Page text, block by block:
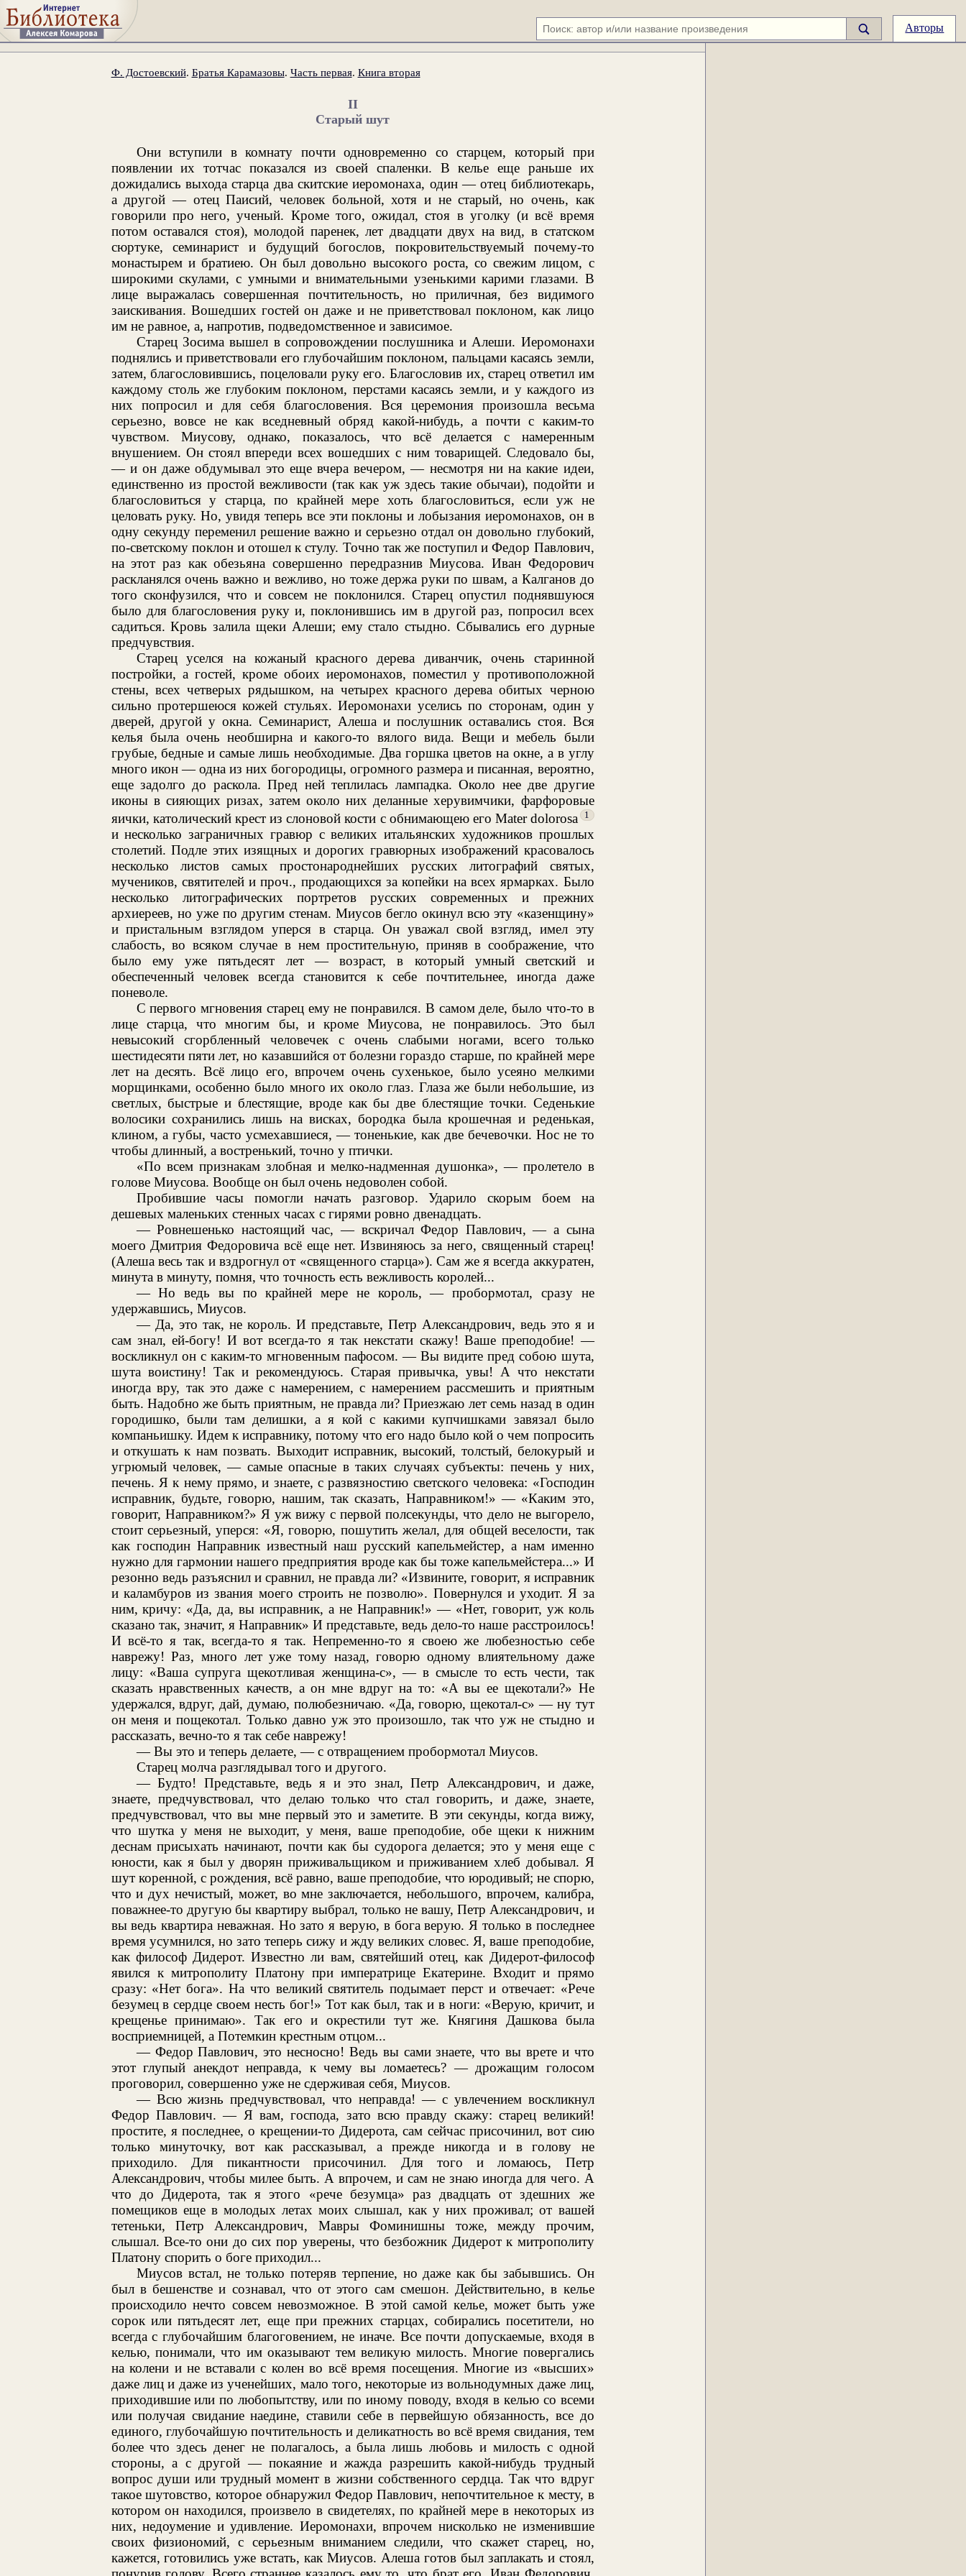
Авторы
Ф. Достоевский. Братья Карамазовы. Часть первая. Книга вторая
II
Старый шут
Они вступили в комнату почти одновременно со старцем, который при
появлении их тотчас показался из своей спаленки. В келье еще раньше их
дожидались выхода старца два скитские иеромонаха, один — отец библиотекарь,
а другой — отец Паисий, человек больной, хотя и не старый, но очень, как
говорили про него, ученый. Кроме того, ожидал, стоя в уголку (и всё время
потом оставался стоя), молодой паренек, лет двадцати двух на вид, в статском
сюртуке, семинарист и будущий богослов, покровительствуемый почему-то
монастырем и братиею. Он был довольно высокого роста, со свежим лицом, с
широкими скулами, с умными и внимательными узенькими карими глазами. В
лице выражалась совершенная почтительность, но приличная, без видимого
заискивания. Вошедших гостей он даже и не приветствовал поклоном, как лицо
им не равное, а, напротив, подведомственное и зависимое.
Старец Зосима вышел в сопровождении послушника и Алеши. Иеромонахи
поднялись и приветствовали его глубочайшим поклоном, пальцами касаясь земли,
затем, благословившись, поцеловали руку его. Благословив их, старец ответил им
каждому столь же глубоким поклоном, перстами касаясь земли, и у каждого из
них попросил и для себя благословения. Вся церемония произошла весьма
серьезно, вовсе не как вседневный обряд какой-нибудь, а почти с каким-то
чувством. Миусову, однако, показалось, что всё делается с намеренным
внушением. Он стоял впереди всех вошедших с ним товарищей. Следовало бы,
— и он даже обдумывал это еще вчера вечером, — несмотря ни на какие идеи,
единственно из простой вежливости (так как уж здесь такие обычаи), подойти и
благословиться у старца, по крайней мере хоть благословиться, если уж не
целовать руку. Но, увидя теперь все эти поклоны и лобызания иеромонахов, он в
одну секунду переменил решение важно и серьезно отдал он довольно глубокий,
по-светскому поклон и отошел к стулу. Точно так же поступил и Федор Павлович,
на этот раз как обезьяна совершенно передразнив Миусова. Иван Федорович
раскланялся очень важно и вежливо, но тоже держа руки по швам, а Калганов до
того сконфузился, что и совсем не поклонился. Старец опустил поднявшуюся
было для благословения руку и, поклонившись им в другой раз, попросил всех
садиться. Кровь залила щеки Алеши; ему стало стыдно. Сбывались его дурные
предчувствия.
Старец уселся на кожаный красного дерева диванчик, очень старинной
постройки, а гостей, кроме обоих иеромонахов, поместил у противоположной
стены, всех четверых рядышком, на четырех красного дерева обитых черною
сильно протершеюся кожей стульях. Иеромонахи уселись по сторонам, один у
дверей, другой у окна. Семинарист, Алеша и послушник оставались стоя. Вся
келья была очень необширна и какого-то вялого вида. Вещи и мебель были
грубые, бедные и самые лишь необходимые. Два горшка цветов на окне, а в углу
много икон — одна из них богородицы, огромного размера и писанная, вероятно,
еще задолго до раскола. Пред ней теплилась лампадка. Около нее две другие
иконы в сияющих ризах, затем около них деланные херувимчики, фарфоровые
яички, католический крест из слоновой кости с обнимающею его Mater dolorosa
1
и несколько заграничных гравюр с великих итальянских художников прошлых
столетий. Подле этих изящных и дорогих гравюрных изображений красовалось
несколько листов самых простонароднейших русских литографий святых,
мучеников, святителей и проч., продающихся за копейки на всех ярмарках. Было
несколько литографических портретов русских современных и прежних
архиереев, но уже по другим стенам. Миусов бегло окинул всю эту «казенщину»
и пристальным взглядом уперся в старца. Он уважал свой взгляд, имел эту
слабость, во всяком случае в нем простительную, приняв в соображение, что
было ему уже пятьдесят лет — возраст, в который умный светский и
обеспеченный человек всегда становится к себе почтительнее, иногда даже
поневоле.
С первого мгновения старец ему не понравился. В самом деле, было что-то в
лице старца, что многим бы, и кроме Миусова, не понравилось. Это был
невысокий сгорбленный человечек с очень слабыми ногами, всего только
шестидесяти пяти лет, но казавшийся от болезни гораздо старше, по крайней мере
лет на десять. Всё лицо его, впрочем очень сухенькое, было усеяно мелкими
морщинками, особенно было много их около глаз. Глаза же были небольшие, из
светлых, быстрые и блестящие, вроде как бы две блестящие точки. Седенькие
волосики сохранились лишь на висках, бородка была крошечная и реденькая,
клином, а губы, часто усмехавшиеся, — тоненькие, как две бечевочки. Нос не то
чтобы длинный, а востренький, точно у птички.
«По всем признакам злобная и мелко-надменная душонка», — пролетело в
голове Миусова. Вообще он был очень недоволен собой.
Пробившие часы помогли начать разговор. Ударило скорым боем на
дешевых маленьких стенных часах с гирями ровно двенадцать.
— Ровнешенько настоящий час, — вскричал Федор Павлович, — а сына
моего Дмитрия Федоровича всё еще нет. Извиняюсь за него, священный старец!
(Алеша весь так и вздрогнул от «священного старца»). Сам же я всегда аккуратен,
минута в минуту, помня, что точность есть вежливость королей...
— Но ведь вы по крайней мере не король, — пробормотал, сразу не
удержавшись, Миусов.
— Да, это так, не король. И представьте, Петр Александрович, ведь это я и
сам знал, ей-богу! И вот всегда-то я так некстати скажу! Ваше преподобие! —
воскликнул он с каким-то мгновенным пафосом. — Вы видите пред собою шута,
шута воистину! Так и рекомендуюсь. Старая привычка, увы! А что некстати
иногда вру, так это даже с намерением, с намерением рассмешить и приятным
быть. Надобно же быть приятным, не правда ли? Приезжаю лет семь назад в один
городишко, были там делишки, а я кой с какими купчишками завязал было
компаньишку. Идем к исправнику, потому что его надо было кой о чем попросить
и откушать к нам позвать. Выходит исправник, высокий, толстый, белокурый и
угрюмый человек, — самые опасные в таких случаях субъекты: печень у них,
печень. Я к нему прямо, и знаете, с развязностию светского человека: «Господин
исправник, будьте, говорю, нашим, так сказать, Направником!» — «Каким это,
говорит, Направником?» Я уж вижу с первой полсекунды, что дело не выгорело,
стоит серьезный, уперся: «Я, говорю, пошутить желал, для общей веселости, так
как господин Направник известный наш русский капельмейстер, а нам именно
нужно для гармонии нашего предприятия вроде как бы тоже капельмейстера...» И
резонно ведь разъяснил и сравнил, не правда ли? «Извините, говорит, я исправник
и каламбуров из звания моего строить не позволю». Повернулся и уходит. Я за
ним, кричу: «Да, да, вы исправник, а не Направник!» — «Нет, говорит, уж коль
сказано так, значит, я Направник» И представьте, ведь дело-то наше расстроилось!
И всё-то я так, всегда-то я так. Непременно-то я своею же любезностью себе
наврежу! Раз, много лет уже тому назад, говорю одному влиятельному даже
лицу: «Ваша супруга щекотливая женщина-с», — в смысле то есть чести, так
сказать нравственных качеств, а он мне вдруг на то: «А вы ее щекотали?» Не
удержался, вдруг, дай, думаю, полюбезничаю. «Да, говорю, щекотал-с» — ну тут
он меня и пощекотал. Только давно уж это произошло, так что уж не стыдно и
рассказать, вечно-то я так себе наврежу!
— Вы это и теперь делаете, — с отвращением пробормотал Миусов.
Старец молча разглядывал того и другого.
— Будто! Представьте, ведь я и это знал, Петр Александрович, и даже,
знаете, предчувствовал, что делаю только что стал говорить, и даже, знаете,
предчувствовал, что вы мне первый это и заметите. В эти секунды, когда вижу,
что шутка у меня не выходит, у меня, ваше преподобие, обе щеки к нижним
деснам присыхать начинают, почти как бы судорога делается; это у меня еще с
юности, как я был у дворян приживальщиком и приживанием хлеб добывал. Я
шут коренной, с рождения, всё равно, ваше преподобие, что юродивый; не спорю,
что и дух нечистый, может, во мне заключается, небольшого, впрочем, калибра,
поважнее-то другую бы квартиру выбрал, только не вашу, Петр Александрович, и
вы ведь квартира неважная. Но зато я верую, в бога верую. Я только в последнее
время усумнился, но зато теперь сижу и жду великих словес. Я, ваше преподобие,
как философ Дидерот. Известно ли вам, святейший отец, как Дидерот-философ
явился к митрополиту Платону при императрице Екатерине. Входит и прямо
сразу: «Нет бога». На что великий святитель подымает перст и отвечает: «Рече
безумец в сердце своем несть бог!» Тот как был, так и в ноги: «Верую, кричит, и
крещенье принимаю». Так его и окрестили тут же. Княгиня Дашкова была
восприемницей, а Потемкин крестным отцом...
— Федор Павлович, это несносно! Ведь вы сами знаете, что вы врете и что
этот глупый анекдот неправда, к чему вы ломаетесь? — дрожащим голосом
проговорил, совершенно уже не сдерживая себя, Миусов.
— Всю жизнь предчувствовал, что неправда! — с увлечением воскликнул
Федор Павлович. — Я вам, господа, зато всю правду скажу: старец великий!
простите, я последнее, о крещении-то Дидерота, сам сейчас присочинил, вот сию
только минуточку, вот как рассказывал, а прежде никогда и в голову не
приходило. Для пикантности присочинил. Для того и ломаюсь, Петр
Александрович, чтобы милее быть. А впрочем, и сам не знаю иногда для чего. А
что до Дидерота, так я этого «рече безумца» раз двадцать от здешних же
помещиков еще в молодых летах моих слышал, как у них проживал; от вашей
тетеньки, Петр Александрович, Мавры Фоминишны тоже, между прочим,
слышал. Все-то они до сих пор уверены, что безбожник Дидерот к митрополиту
Платону спорить о боге приходил...
Миусов встал, не только потеряв терпение, но даже как бы забывшись. Он
был в бешенстве и сознавал, что от этого сам смешон. Действительно, в келье
происходило нечто совсем невозможное. В этой самой келье, может быть уже
сорок или пятьдесят лет, еще при прежних старцах, собирались посетители, но
всегда с глубочайшим благоговением, не иначе. Все почти допускаемые, входя в
келью, понимали, что им оказывают тем великую милость. Многие повергались
на колени и не вставали с колен во всё время посещения. Многие из «высших»
даже лиц и даже из ученейших, мало того, некоторые из вольнодумных даже лиц,
приходившие или по любопытству, или по иному поводу, входя в келью со всеми
или получая свидание наедине, ставили себе в первейшую обязанность, все до
единого, глубочайшую почтительность и деликатность во всё время свидания, тем
более что здесь денег не полагалось, а была лишь любовь и милость с одной
стороны, а с другой — покаяние и жажда разрешить какой-нибудь трудный
вопрос души или трудный момент в жизни собственного сердца. Так что вдруг
такое шутовство, которое обнаружил Федор Павлович, непочтительное к месту, в
котором он находился, произвело в свидетелях, по крайней мере в некоторых из
них, недоумение и удивление. Иеромонахи, впрочем нисколько не изменившие
своих физиономий, с серьезным вниманием следили, что скажет старец, но,
кажется, готовились уже встать, как Миусов. Алеша готов был заплакать и стоял,